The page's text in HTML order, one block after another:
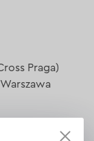
Praga)